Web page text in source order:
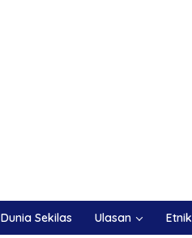
Dunia Sekilas Ulasan Etnik